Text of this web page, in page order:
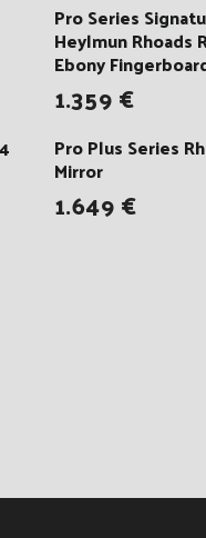
Pro Series
Heylmun Rhoads
Ebony
1.359 €
Pro Plus Series
Mirror
1.649 €